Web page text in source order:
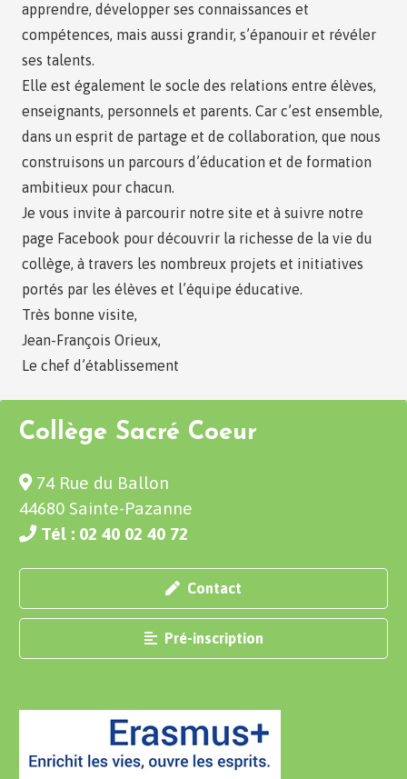
apprendre, développer ses connaissances et
compétences, mais aussi grandir, s’épanouir et révéler
ses talents.
Elle est également le socle des relations entre élèves,
enseignants, personnels et parents. Car c’est ensemble,
dans un esprit de partage et de collaboration, que nous
construisons un parcours d’éducation et de formation
ambitieux pour chacun.
Je vous invite à parcourir notre site et à suivre notre
page Facebook pour découvrir la richesse de la vie du
collège, à travers les nombreux projets et initiatives
portés par les élèves et l’équipe éducative.
Très bonne visite,
Jean-François Orieux,
Le chef d’établissement
Collège Sacré Coeur
74 Rue du Ballon
44680 Sainte-Pazanne
Tél : 02 40 02 40 72
Contact
Pré-inscription